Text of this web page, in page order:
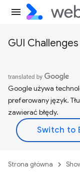
GUI Challenges
Google używa
preferowany język.
zawierać błędy.
Strona główna